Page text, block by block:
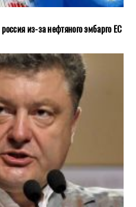
из-за нефтяного эмбарго ЕС